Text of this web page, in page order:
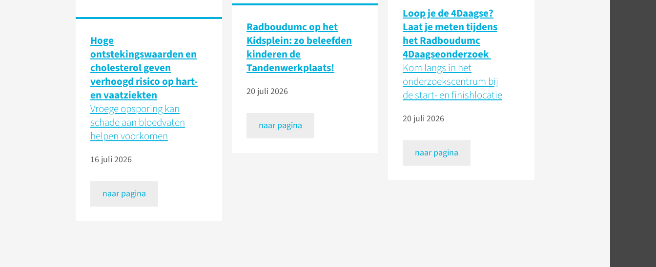
Loop je de 4Daagse?
Laat je meten tijdens
het Radboudumc
4Daagseonderzoek
Kom langs in het
onderzoekscentrum bij
de start- en finishlocatie
20 juli 2026
naar pagina
Radboudumc op het
Kidsplein: zo beleefden
kinderen de
Tandenwerkplaats!
20 juli 2026
naar pagina
Hoge
ontstekingswaarden en
cholesterol geven
verhoogd risico op hart-
en vaatziekten
Vroege opsporing kan
schade aan bloedvaten
helpen voorkomen
16 juli 2026
naar pagina